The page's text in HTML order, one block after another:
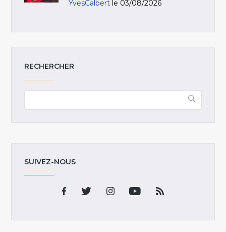
YvesCalbert le 03/08/2026
RECHERCHER
SUIVEZ-NOUS